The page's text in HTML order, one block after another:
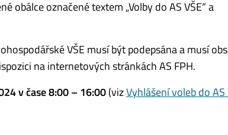
obálce označené textem „Volby do AS VŠE“ a
VŠE musí být podepsána a musí
na internetových stránkách AS FPH.
v čase 8:00 – 16:00(vizVyhlášení voleb do AS